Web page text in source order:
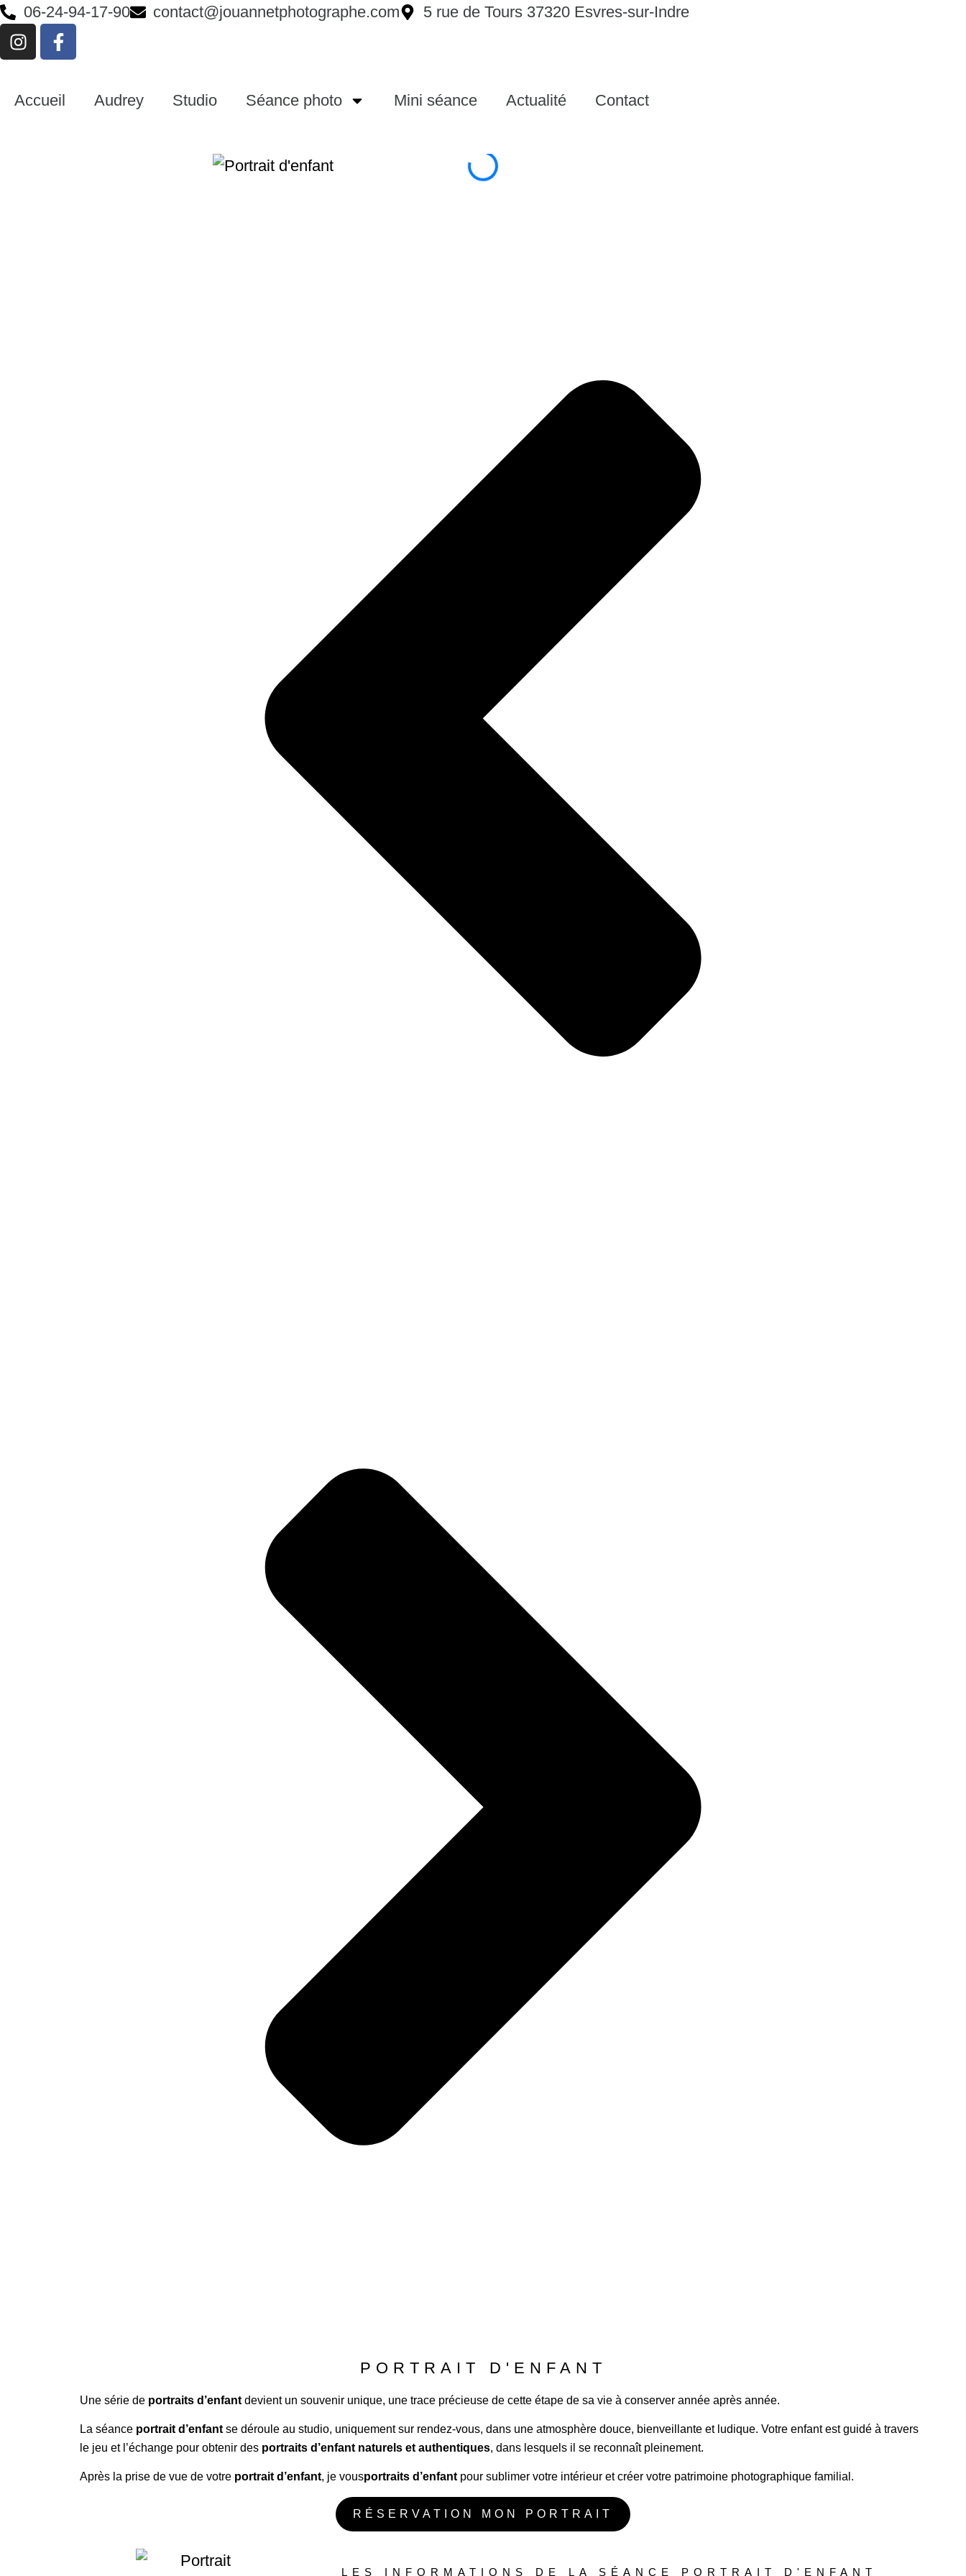
06-24-94-17-90 contact@jouannetphotographe.com 5 rue de Tours 37320 Esvres-sur-Indre
Accueil Audrey Studio Séance photo Mini séance Actualité Contact
PORTRAIT D'ENFANT
Une série de portraits d’enfantdevient un souvenir unique, une trace précieuse de cette étape de sa vie à conserver année après année.
La séance portrait d’enfantse déroule au studio, uniquement sur rendez-vous, dans une atmosphère douce, bienveillante et ludique. Votre enfant est guidé à travers
le jeu et l’échange pour obtenir des portraits d’enfant naturels et authentiques, dans lesquels il se reconnaît pleinement.
Après la prise de vue de votre portrait d’enfant, je vousportraits d’enfantpour sublimer votre intérieur et créer votre patrimoine photographique familial.
RÉSERVATION MON PORTRAIT
LES INFORMATIONS DE LA SÉANCE PORTRAIT D'ENFANT